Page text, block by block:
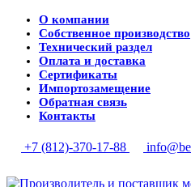
О компании
Собственное производство
Технический раздел
Оплата и доставка
Сертификаты
Импортозамещение
Обратная связь
Контакты
+7 (812)-370-17-88